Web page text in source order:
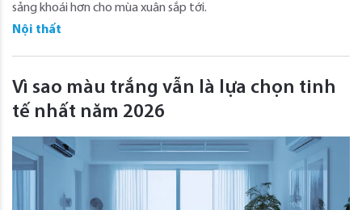
sảng khoái hơn cho mùa xuân sắp tới.
Nội thất
Vì sao màu trắng vẫn là lựa chọn tinh
tế nhất năm 2026